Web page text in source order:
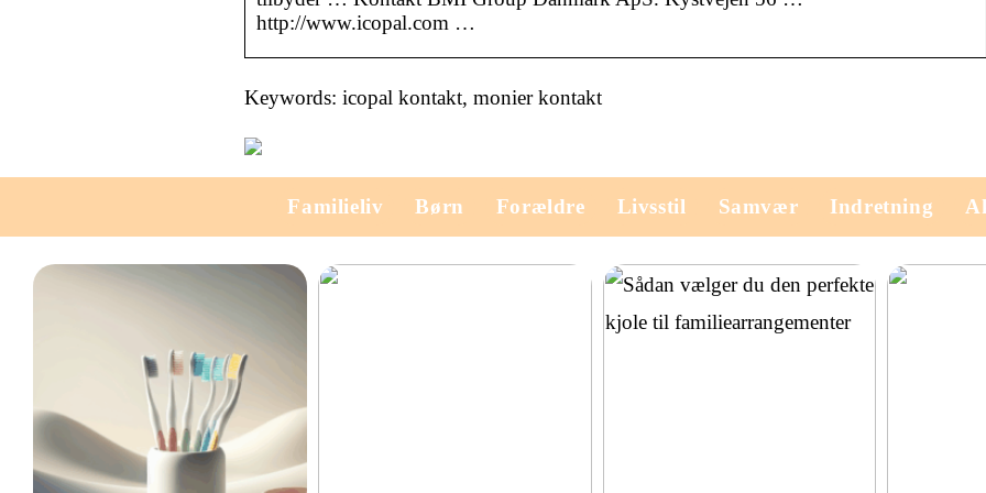
http://www.icopal.com …
Keywords: icopal kontakt, monier kontakt
Familieliv Børn Forældre Livsstil Samvær Indretning